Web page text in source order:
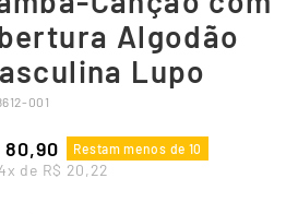
Algodão
Lupo
001
80,90 Restam menos de 10
x de R$ 20,22